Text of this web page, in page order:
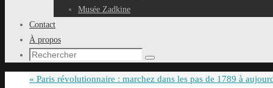
Musée Zadkine
Contact
À propos
Recherche
:
Rechercher
« Paris révolutionnaire : marchez dans les pas de 1789 à